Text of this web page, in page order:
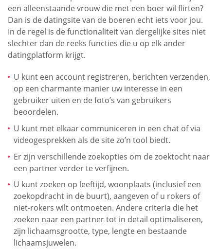
een alleenstaande vrouw die met een boer wil flirten?
Dan is de datingsite van de boeren echt iets voor jou.
In de regel is de functionaliteit van dergelijke sites niet
slechter dan de reeks functies die u op elk ander
datingplatform krijgt.
U kunt een account registreren, berichten verzenden,
op een charmante manier uw interesse in een
gebruiker uiten en de foto’s van gebruikers
beoordelen.
U kunt met elkaar communiceren in een chat of via
videogesprekken als de site zo’n tool biedt.
Er zijn verschillende zoekopties om de zoektocht naar
een partner verder te verfijnen.
U kunt zoeken op leeftijd, woonplaats (inclusief een
zoekopdracht in de buurt), aangeven of u rokers of
niet-rokers wilt ontmoeten. Andere criteria die het
zoeken naar een partner tot in detail optimaliseren,
zijn lichaamsgrootte, type, lengte en bestaande
lichaamsjuwelen.